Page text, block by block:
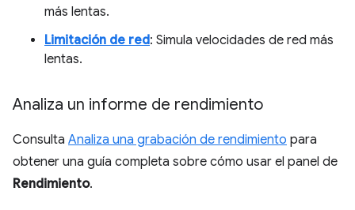
más lentas.
Limitación de red: Simula velocidades de red más
lentas.
Analiza un informe de rendimiento
Consulta Analiza una grabación de rendimiento para
obtener una guía completa sobre cómo usar el panel de
Rendimiento.